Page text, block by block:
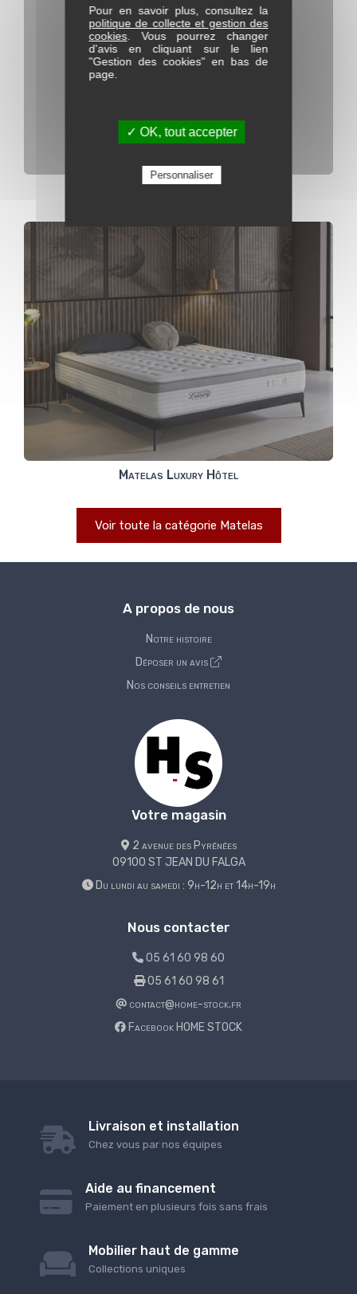
Matelas Montaigne Prestige Hôtel
Matelas Luxury Hôtel
Voir toute la catégorie Matelas
A propos de nous
Notre histoire
Déposer un avis
Nos conseils entretien
Votre magasin
2 avenue des Pyrénées
09100 ST JEAN DU FALGA
Du lundi au samedi : 9h-12h et 14h-19h
Nous contacter
05 61 60 98 60
05 61 60 98 61
contact@home-stock.fr
Facebook HOME STOCK
Livraison et installation
Chez vous par nos équipes
Aide au financement
Paiement en plusieurs fois sans frais
Mobilier haut de gamme
Collections uniques
Pour en savoir plus, consultez la
politique de collecte et gestion des
cookies. Vous pourrez changer
d'avis en cliquant sur le lien
"Gestion des cookies" en bas de
page.
✓ OK, tout accepter
Personnaliser